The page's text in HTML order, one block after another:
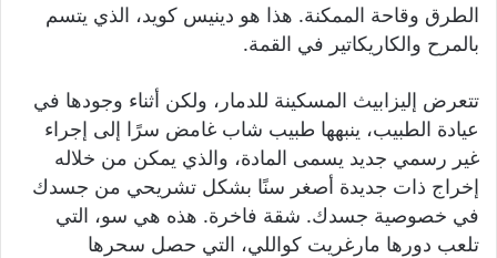
الطرق وقاحة الممكنة. هذا هو دينيس كويد، الذي يتسم
بالمرح والكاريكاتير في القمة.
تتعرض إليزابيث المسكينة للدمار، ولكن أثناء وجودها في
عيادة الطبيب، ينبهها طبيب شاب غامض سرًا إلى إجراء
غير رسمي جديد يسمى المادة، والذي يمكن من خلاله
إخراج ذات جديدة أصغر سنًا بشكل تشريحي من جسدك
في خصوصية جسدك. شقة فاخرة. هذه هي سو، التي
تلعب دورها مارغريت كواللي، التي حصل سحرها